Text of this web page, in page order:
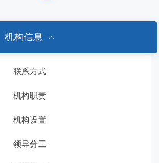
机构信息
联系方式
机构职责
机构设置
领导分工